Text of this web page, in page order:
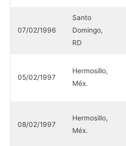
07/02/1996
Santo
Domingo,
RD
05/02/1997
Hermosillo,
Méx.
08/02/1997
Hermosillo,
Méx.